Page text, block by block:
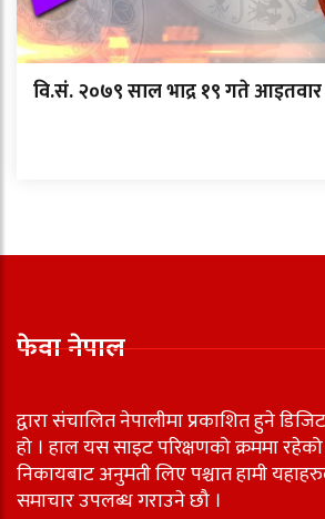
वि.सं. २०७९ साल भाद्र १९ गते
फेवा नेपाल
द्वारा संचालित नेपालीमा प्रकाशित हुने
हो । हाल यस साइट परिक्षणको क्रममा
निकायबाट अनुमती लिए पश्चात हामी
समाचार उपलब्ध गराउने छौ ।